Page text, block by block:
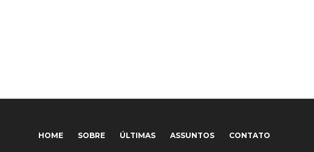
HOME SOBRE ÚLTIMAS ASSUNTOS CONTATO